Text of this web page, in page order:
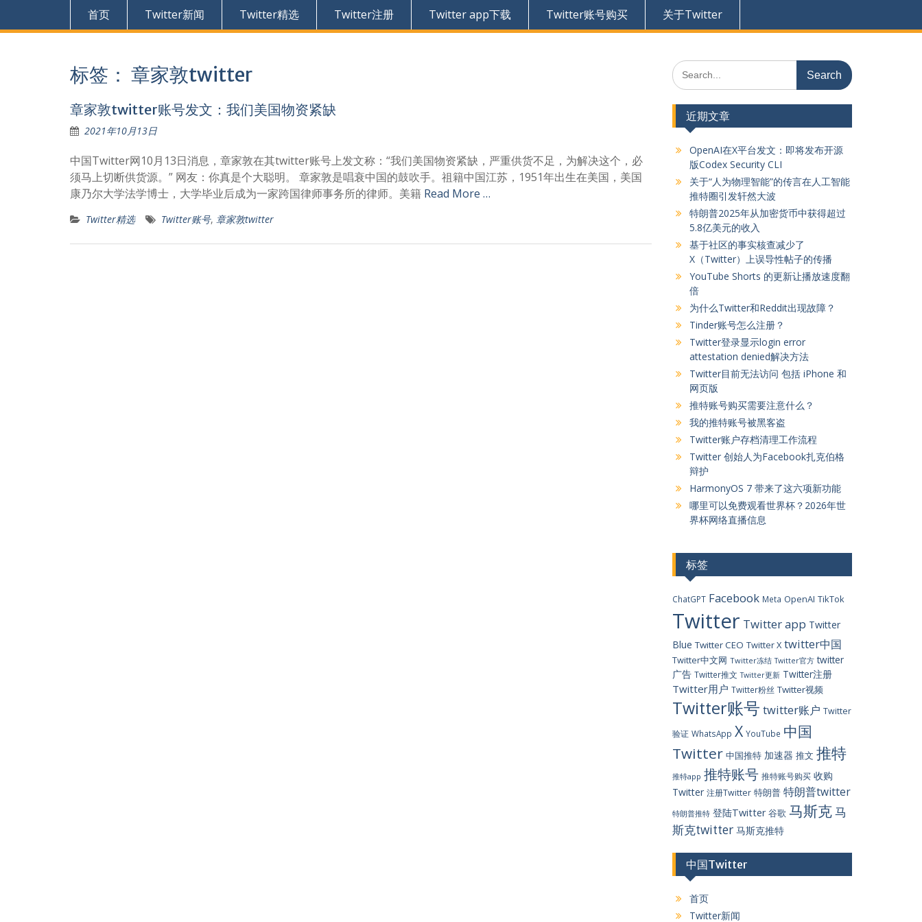
首页 Twitter新闻 Twitter精选 Twitter注册 Twitter app下载 Twitter账号购买 关于Twitter
标签： 章家敦twitter
章家敦twitter账号发文：我们美国物资紧缺
2021年10月13日
中国Twitter网10月13日消息，章家敦在其twitter账号上发文称：“我们美国物资紧缺，严重供货不足，为解决这个，必
须马上切断供货源。” 网友：你真是个大聪明。 章家敦是唱衰中国的鼓吹手。祖籍中国江苏，1951年出生在美国，美国
康乃尔大学法学博士，大学毕业后成为一家跨国律师事务所的律师。美籍 Read More …
Twitter精选 Twitter账号, 章家敦twitter
Search
for:
近期文章
OpenAI在X平台发文：即将发布开源
版Codex Security CLI
关于“人为物理智能”的传言在人工智能
推特圈引发轩然大波
特朗普2025年从加密货币中获得超过
5.8亿美元的收入
基于社区的事实核查减少了
X（Twitter）上误导性帖子的传播
YouTube Shorts 的更新让播放速度翻
倍
为什么Twitter和Reddit出现故障？
Tinder账号怎么注册？
Twitter登录显示login error
attestation denied解决方法
Twitter目前无法访问 包括 iPhone 和
网页版
推特账号购买需要注意什么？
我的推特账号被黑客盗
Twitter账户存档清理工作流程
Twitter 创始人为Facebook扎克伯格
辩护
HarmonyOS 7 带来了这六项新功能
哪里可以免费观看世界杯？2026年世
界杯网络直播信息
标签
ChatGPT Facebook Meta OpenAI TikTok
Twitter Twitter app Twitter
Blue Twitter CEO Twitter X twitter中国
Twitter中文网 Twitter冻结 Twitter官方 twitter
广告 Twitter推文 Twitter更新 Twitter注册
Twitter用户 Twitter粉丝 Twitter视频
Twitter账号 twitter账户 Twitter
验证 WhatsApp X YouTube 中国
Twitter 中国推特 加速器 推文 推特
推特app 推特账号 推特账号购买 收购
Twitter 注册Twitter 特朗普 特朗普twitter
特朗普推特 登陆Twitter 谷歌 马斯克马
斯克twitter 马斯克推特
中国Twitter
首页
Twitter新闻